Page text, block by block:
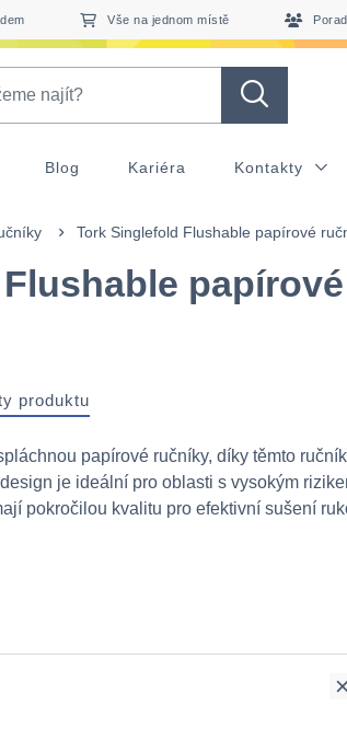
Vše na jednom místě
Blog Kariéra Kontakty
Tork Singlefold Flushable papírové
papírové
produktu
papírové ručníky, díky těmto
je ideální pro oblasti s vysokým
pokročilou kvalitu pro efektivní sušení